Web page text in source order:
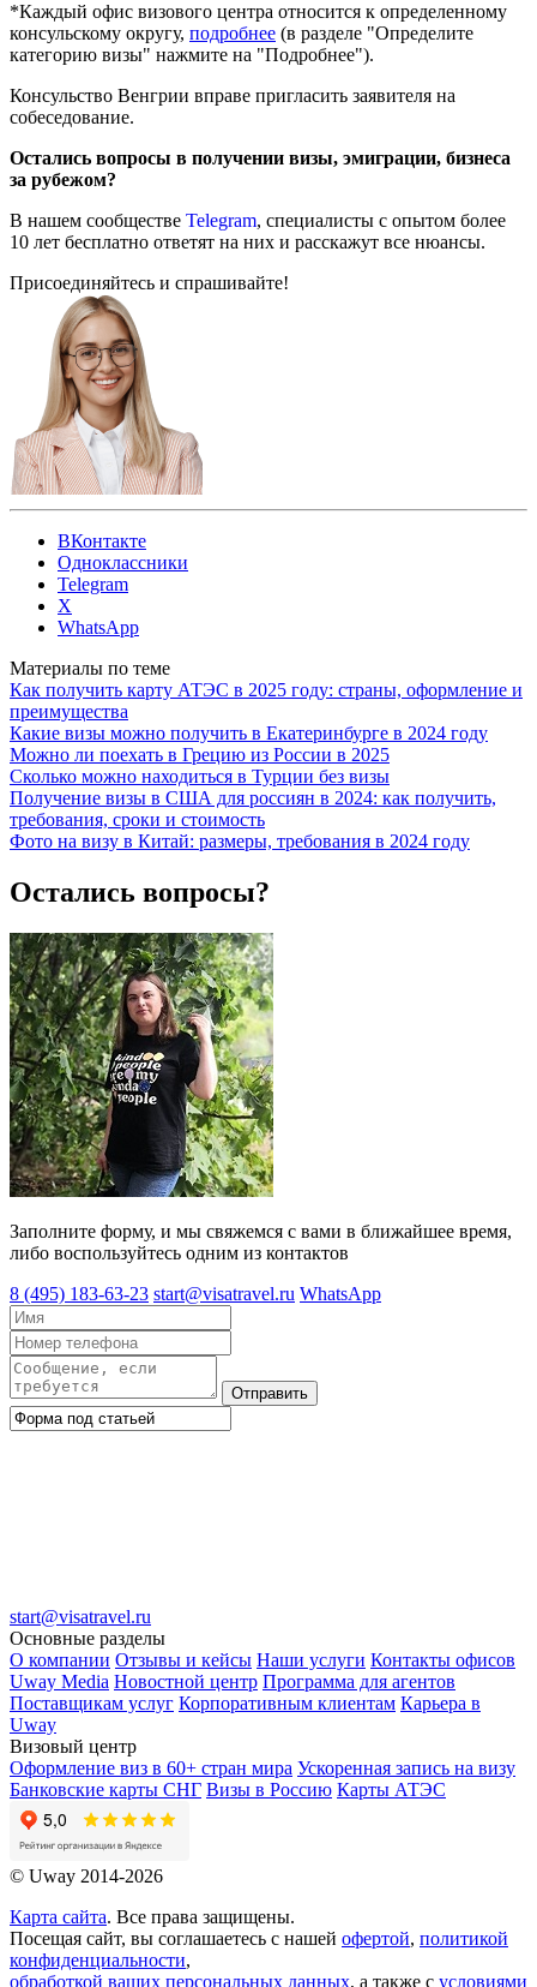
*Каждый офис визового центра относится к определенному
консульскому округу, подробнее (в разделе "Определите
категорию визы" нажмите на "Подробнее").
Консульство Венгрии вправе пригласить заявителя на
собеседование.
Остались вопросы в получении визы, эмиграции, бизнеса
за рубежом?
В нашем сообществе Telegram, специалисты с опытом более
10 лет бесплатно ответят на них и расскажут все нюансы.
Присоединяйтесь и спрашивайте!
ВКонтакте
Одноклассники
Telegram
X
WhatsApp
Материалы по теме
Как получить карту АТЭС в 2025 году: страны, оформление и
преимущества
Какие визы можно получить в Екатеринбурге в 2024 году
Можно ли поехать в Грецию из России в 2025
Сколько можно находиться в Турции без визы
Получение визы в США для россиян в 2024: как получить,
требования, сроки и стоимость
Фото на визу в Китай: размеры, требования в 2024 году
Остались вопросы?
Заполните форму, и мы свяжемся с вами в ближайшее время,
либо воспользуйтесь одним из контактов
8 (495) 183-63-23 start@visatravel.ru WhatsApp
Отправить
start@visatravel.ru
Основные разделы
О компании Отзывы и кейсы Наши услуги Контакты офисов
Uway Media Новостной центр Программа для агентов
Поставщикам услуг Корпоративным клиентам Карьера в
Uway
Визовый центр
Оформление виз в 60+ стран мира Ускоренная запись на визу
Банковские карты СНГ Визы в Россию Карты АТЭС
© Uway 2014-2026
Карта сайта. Все права защищены.
Посещая сайт, вы соглашаетесь с нашей офертой, политикой
конфиденциальности,
обработкой ваших персональных данных, а также с условиями